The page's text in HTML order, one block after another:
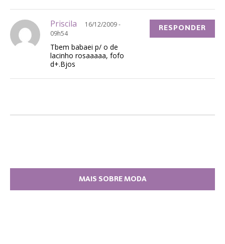
Priscila
16/12/2009 -
09h54
Tbem babaei p/ o de
lacinho rosaaaaa, fofo
d+.Bjos
RESPONDER
MAIS SOBRE MODA